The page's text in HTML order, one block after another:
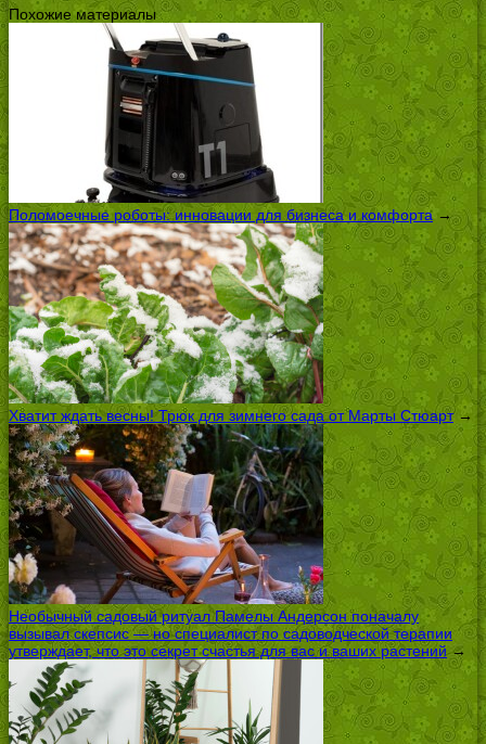
Похожие материалы
Поломоечные роботы: инновации для бизнеса и комфорта→
Хватит ждать весны! Трюк для зимнего сада от Марты Стюарт→
Необычный садовый ритуал Памелы Андерсон поначалу
вызывал скепсис — но специалист по садоводческой терапии
утверждает, что это секрет счастья для вас и ваших растений→